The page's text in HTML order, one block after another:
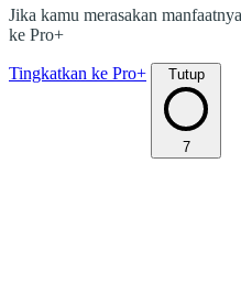
Jika kamu merasakan
ke Pro+
Tingkatkan ke Pro+ Tutup
7